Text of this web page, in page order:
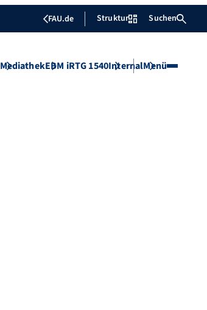
FAU.de Struktur Suchen
MediathekEBM iRTG 1540InternalMenü